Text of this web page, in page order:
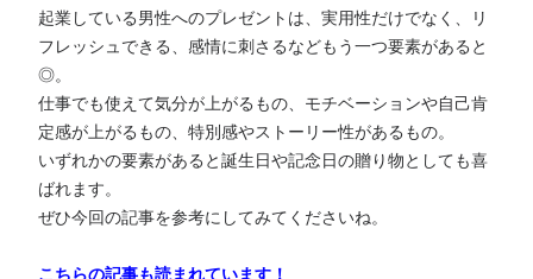
起業している男性へのプレゼントは、実用性だけでなく、リ
フレッシュできる、感情に刺さるなどもう一つ要素があると
◎。
仕事でも使えて気分が上がるもの、モチベーションや自己肯
定感が上がるもの、特別感やストーリー性があるもの。
いずれかの要素があると誕生日や記念日の贈り物としても喜
ばれます。
ぜひ今回の記事を参考にしてみてくださいね。
こちらの記事も読まれています！